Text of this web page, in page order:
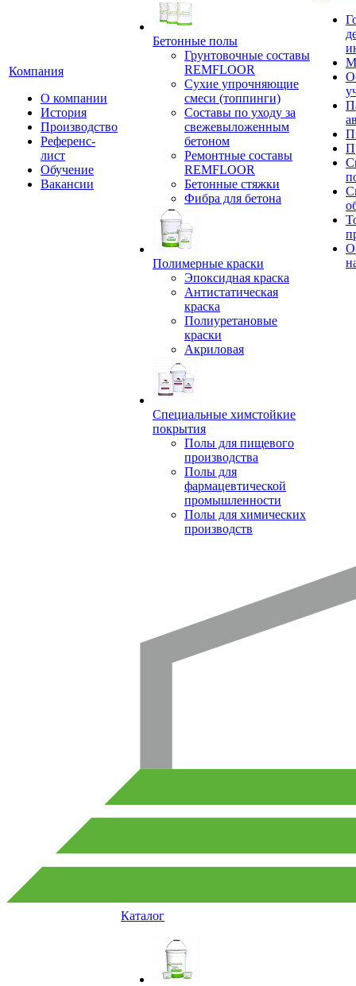
Компания
О компании
История
Производство
Референс-
лист
Обучение
Вакансии
Бетонные полы
Грунтовочные составы
REMFLOOR
Сухие упрочняющие
смеси (топпинги)
Составы по уходу за
свежевыложенным
бетоном
Ремонтные составы
REMFLOOR
Бетонные стяжки
Фибра для бетона
Полимерные краски
Эпоксидная краска
Антистатическая
краска
Полиуретановые
краски
Акриловая
Специальные химстойкие
покрытия
Полы для пищевого
производства
Полы для
фармацевтической
промышленности
Полы для химических
производств
Каталог